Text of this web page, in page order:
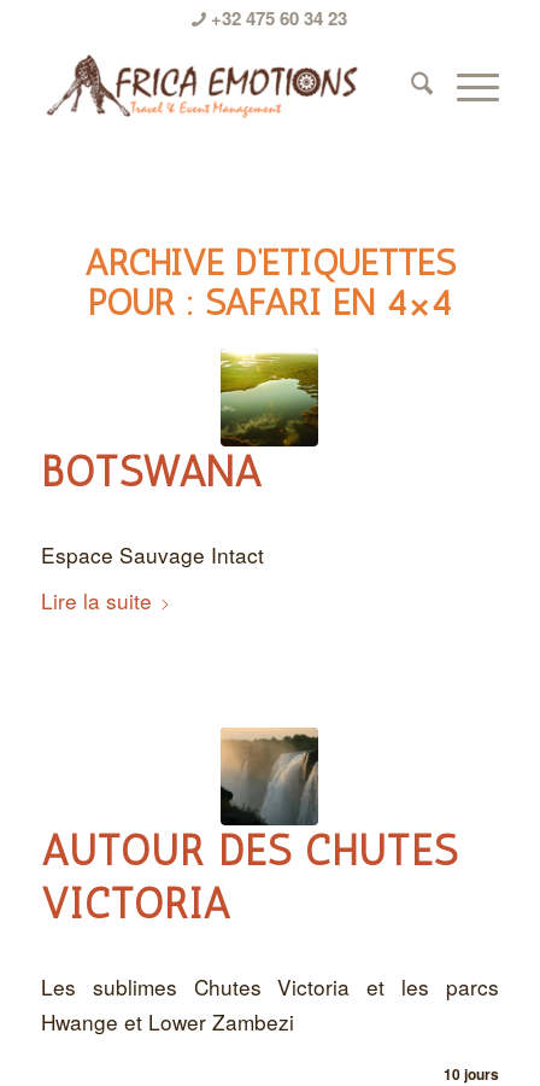
+32 475 60 34 23
ARCHIVE D’ÉTIQUETTES
POUR : SAFARI EN 4×4
BOTSWANA
Espace Sauvage Intact
Lire la suite
AUTOUR DES CHUTES
VICTORIA
Les sublimes Chutes Victoria et les parcs
Hwange et Lower Zambezi
10 jours